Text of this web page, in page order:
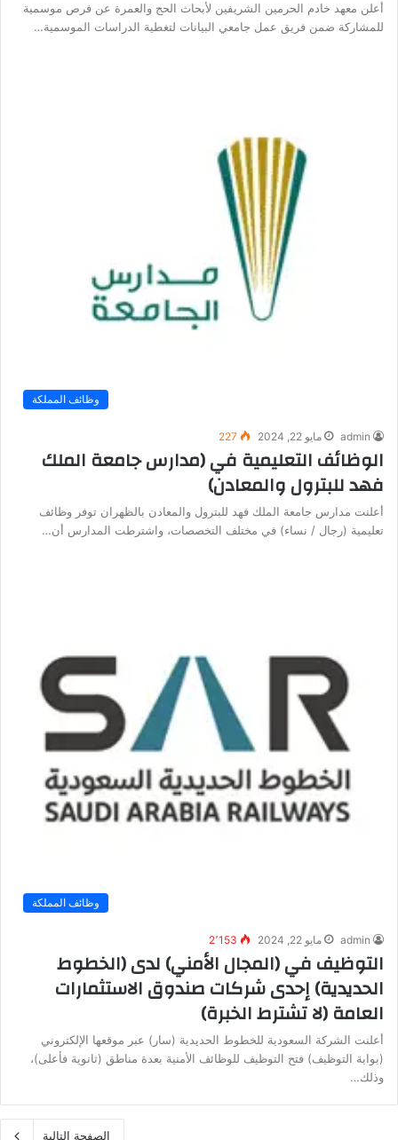
أعلن معهد خادم الحرمين الشريفين لأبحاث الحج والعمرة عن فرص موسمية
للمشاركة ضمن فريق عمل جامعي البيانات لتغطية الدراسات الموسمية…
وظائف المملكة
admin مايو 22, 2024 227
الوظائف التعليمية في (مدارس جامعة الملك
فهد للبترول والمعادن)
أعلنت مدارس جامعة الملك فهد للبترول والمعادن بالظهران توفر وظائف
تعليمية (رجال / نساء) في مختلف التخصصات، واشترطت المدارس أن…
وظائف المملكة
admin مايو 22, 2024 2٬153
التوظيف في (المجال الأمني) لدى (الخطوط
الحديدية) إحدى شركات صندوق الاستثمارات
العامة (لا تشترط الخبرة)
أعلنت الشركة السعودية للخطوط الحديدية (سار) عبر موقعها الإلكتروني
(بوابة التوظيف) فتح التوظيف للوظائف الأمنية بعدة مناطق (ثانوية فأعلى)،
وذلك…
الصفحة التالية